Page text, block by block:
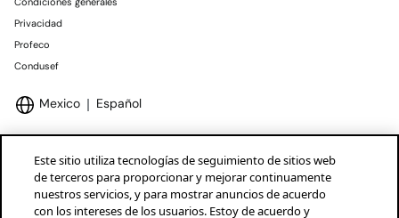
Privacidad
Profeco
Condusef
Mexico Español
Marcas Tendam
Este sitio utiliza tecnologías de seguimiento de sitios web
de terceros para proporcionar y mejorar continuamente
nuestros servicios, y para mostrar anuncios de acuerdo
con los intereses de los usuarios. Estoy de acuerdo y